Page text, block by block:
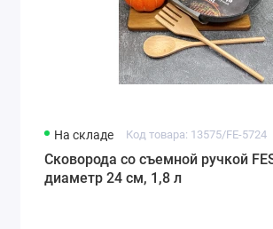
На складе Код товара: 13575/FE-5724
Сковорода со съемной ручкой FESSLE
диаметр 24 см, 1,8 л